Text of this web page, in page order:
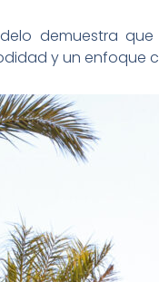
demuestra
y un enfoque